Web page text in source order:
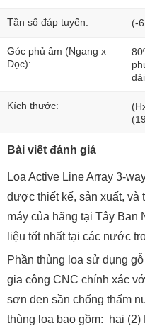
Tần số đáp tuyến: (-
Góc phủ âm (Ngang x
Dọc):
Kích thước:
Bài viết đánh giá
Loa Active Line Array 3-
được thiết kế, sản xuất, và
máy của hãng tại Tây Ban
liệu tốt nhất tại các nước
Phần thùng loa sử dụng
gia công CNC chính xác
sơn đen sần chống thấm
thùng loa bao gồm: hai